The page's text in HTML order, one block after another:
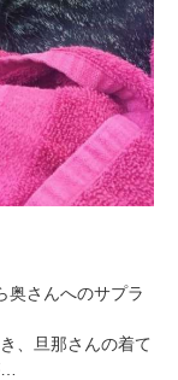
奥さんへのサプラ
、旦那さんの着て